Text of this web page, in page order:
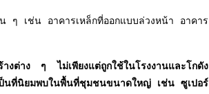
น ๆ เช่น อาคารเหล็กที่ออกแบบล่วงหน้า อาคาร
างต่าง ๆ ไม่เพียงแต่ถูกใช้ในโรงงานและโกดัง
ป็นที่นิยมพบในพื้นที่ชุมชนขนาดใหญ่ เช่น ซูเปอร์